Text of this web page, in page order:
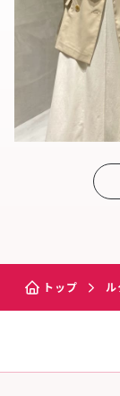
トップ ル